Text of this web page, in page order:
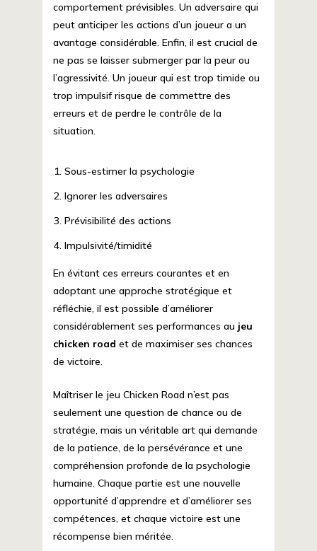
comportement prévisibles. Un adversaire qui
peut anticiper les actions d’un joueur a un
avantage considérable. Enfin, il est crucial de
ne pas se laisser submerger par la peur ou
l’agressivité. Un joueur qui est trop timide ou
trop impulsif risque de commettre des
erreurs et de perdre le contrôle de la
situation.
Sous-estimer la psychologie
Ignorer les adversaires
Prévisibilité des actions
Impulsivité/timidité
En évitant ces erreurs courantes et en
adoptant une approche stratégique et
réfléchie, il est possible d’améliorer
considérablement ses performances au jeu
chicken road et de maximiser ses chances
de victoire.
Maîtriser le jeu Chicken Road n’est pas
seulement une question de chance ou de
stratégie, mais un véritable art qui demande
de la patience, de la persévérance et une
compréhension profonde de la psychologie
humaine. Chaque partie est une nouvelle
opportunité d’apprendre et d’améliorer ses
compétences, et chaque victoire est une
récompense bien méritée.